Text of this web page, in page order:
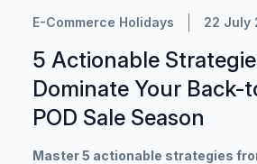
E-Commerce Holidays 22 July
5 Actionable
Dominate Your Back-
POD Sale Season
Master 5 actionable strategies